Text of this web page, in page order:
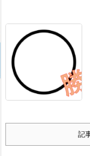
記